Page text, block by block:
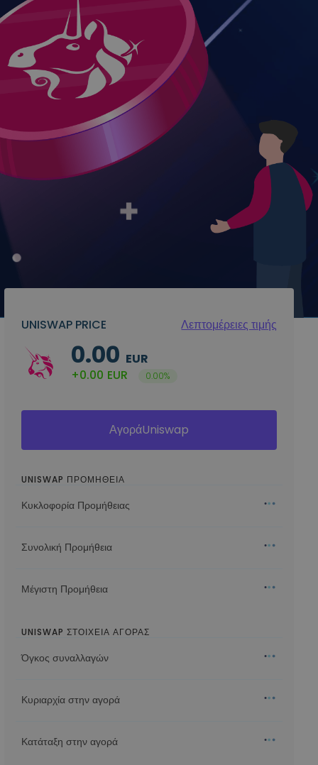
UNISWAP PRICE Λεπτομέρειες τιμής
0.00 EUR
+0.00 EUR 0.00%
ΑγοράUniswap
UNISWAP ΠΡΟΜΗΘΕΙΑ
Κυκλοφορία Προμήθειας
Συνολική Προμήθεια
Μέγιστη Προμήθεια
UNISWAP ΣΤΟΙΧΕΙΑ ΑΓΟΡΑΣ
Όγκος συναλλαγών
Κυριαρχία στην αγορά
Κατάταξη στην αγορά